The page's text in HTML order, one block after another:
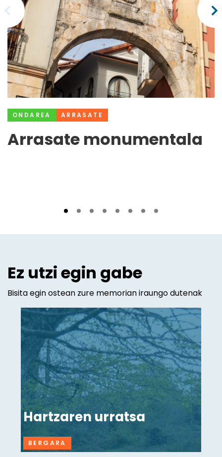
ONDAREA ARRASATE
Arrasate monumentala
Ez utzi egin gabe
Bisita egin ostean zure memorian iraungo dutenak
Hartzaren urratsa
BERGARA